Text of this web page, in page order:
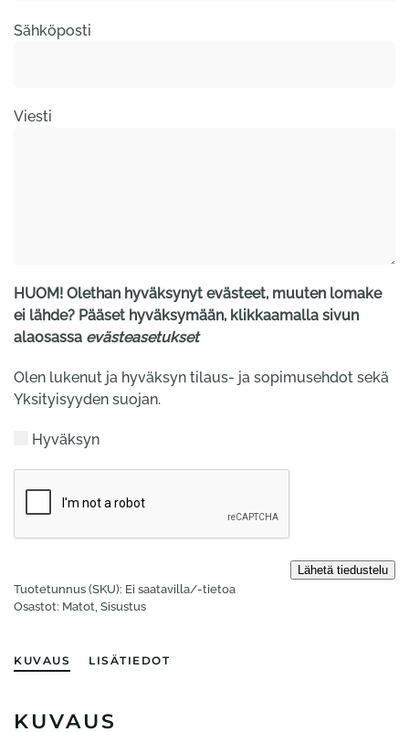
Sähköposti
Viesti
HUOM! Olethan hyväksynyt evästeet, muuten lomake
ei lähde? Pääset hyväksymään, klikkaamalla sivun
alaosassa evästeasetukset
Olen lukenut ja hyväksyn tilaus- ja sopimusehdot sekä
Yksityisyyden suojan.
Hyväksyn
Tuotetunnus (SKU): Ei saatavilla/-tietoa
Osastot: Matot Sisustus
KUVAUS LISÄTIEDOT
KUVAUS